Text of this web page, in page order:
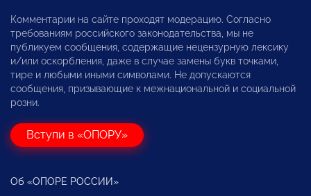
Комментарии на сайте проходят модерацию. Согласно
требованиям российского законодательства, мы не
публикуем сообщения, содержащие нецензурную лексику
и/или оскорбления, даже в случае замены букв точками,
тире и любыми иными символами. Не допускаются
сообщения, призывающие к межнациональной и социальной
розни.
Вступи в «ОПОРУ»
Об «ОПОРЕ РОССИИ»